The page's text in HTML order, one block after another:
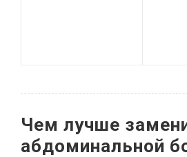
Чем лучше
абдоминальной